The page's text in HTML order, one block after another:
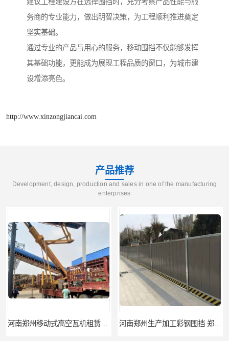
务商的专业能力，做出明智决策，为工程顺利推进奠定
坚实基础。
通过专业的产品与用心的服务，移动围挡不仅能够发挥
其基础功能，更能成为展现工程品质的窗口，为城市建
设增添亮色。
http://www.xinzongjiancai.com
产品推荐
Development, design, production and sales in one of the manufacturing
enterprises
河南郑州移动式高空瓦机租赁公司 提高施工效率 河南郑州生产加工彩钢围挡 郑州鑫纵 质量好 围挡加工